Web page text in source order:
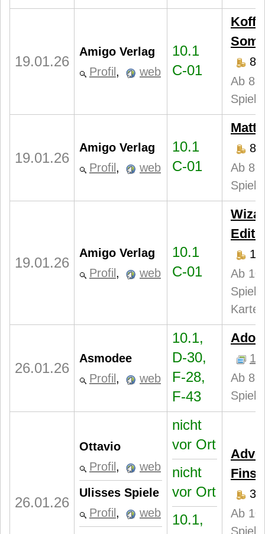
19.01.26
Amigo Verlag
Profil , web
10.1
C-01
Ab 8
19.01.26
Amigo Verlag
Profil , web
10.1
C-01
Ab 8
19.01.26
Amigo Verlag
Profil , web
10.1
C-01
Ab 10
26.01.26
Asmodee
Profil , web
10.1,
D-30,
F-28,
F-43
1
Ab 8
26.01.26
Ottavio
Profil ,
web
Ulisses Spiele
Profil ,
web
nicht
vor Ort
nicht
vor Ort
10.1,
Ab 10